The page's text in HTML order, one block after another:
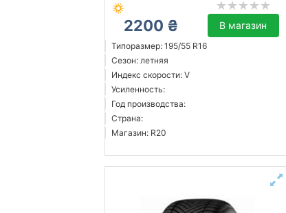
2200 ₴ В магазин
Типоразмер: 195/55 R16
Сезон: летняя
Индекс скорости: V
Усиленность:
Год производства:
Страна:
Магазин: R20